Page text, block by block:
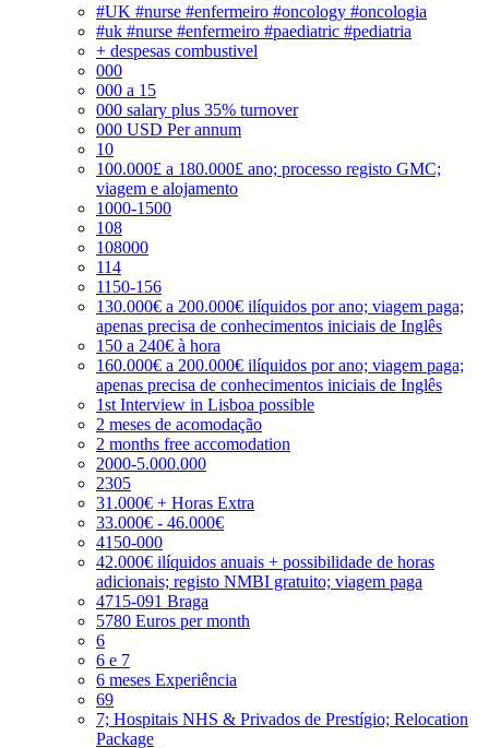
#UK #nurse #enfermeiro #oncology #oncologia
#uk #nurse #enfermeiro #paediatric #pediatria
+ despesas combustivel
000
000 a 15
000 salary plus 35% turnover
000 USD Per annum
10
100.000£ a 180.000£ ano; processo registo GMC;
viagem e alojamento
1000-1500
108
108000
114
1150-156
130.000€ a 200.000€ ilíquidos por ano; viagem paga;
apenas precisa de conhecimentos iniciais de Inglês
150 a 240€ à hora
160.000€ a 200.000€ ilíquidos por ano; viagem paga;
apenas precisa de conhecimentos iniciais de Inglês
1st Interview in Lisboa possible
2 meses de acomodação
2 months free accomodation
2000-5.000.000
2305
31.000€ + Horas Extra
33.000€ - 46.000€
4150-000
42.000€ ilíquidos anuais + possibilidade de horas
adicionais; registo NMBI gratuito; viagem paga
4715-091 Braga
5780 Euros per month
6
6 e 7
6 meses Experiência
69
7; Hospitais NHS & Privados de Prestígio; Relocation
Package